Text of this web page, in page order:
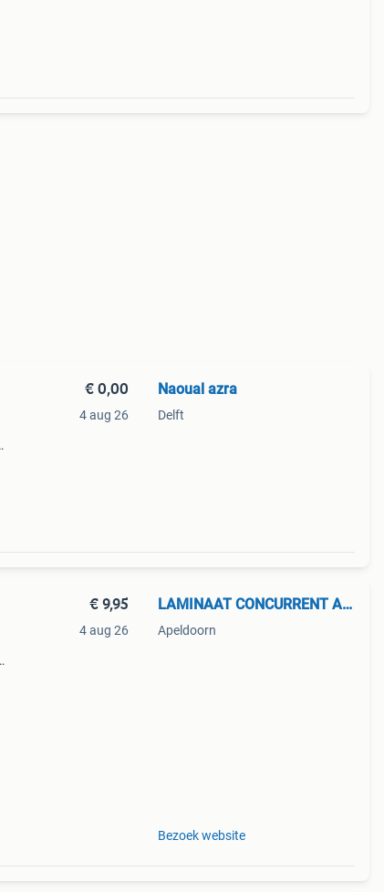
€ 0,00
4 aug 26
Naoual azra
Delft
€ 9,95
4 aug 26
LAMINAAT CONCURRENT APELDOORN
Apeldoorn
Bezoek website